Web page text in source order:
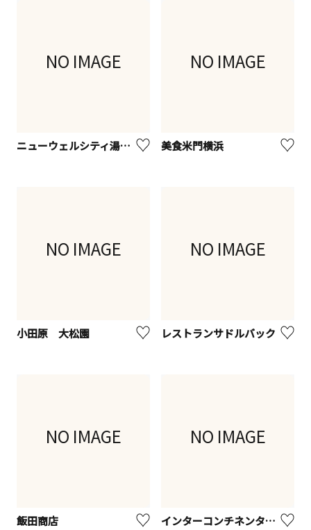
NO IMAGE
ニューウェルシティ湯河原
NO IMAGE
美食米門横浜
NO IMAGE
小田原 大松園
NO IMAGE
レストランサドルバック
NO IMAGE
飯田商店
NO IMAGE
インターコンチネンタル横浜Pier８ 鮨処「かたばみ」